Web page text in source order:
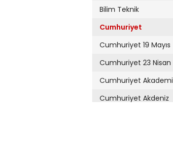
Bilim Teknik
Cumhuriyet
Cumhuriyet 19 Mayıs
Cumhuriyet 23 Nisan
Cumhuriyet Akademi
Cumhuriyet Akdeniz